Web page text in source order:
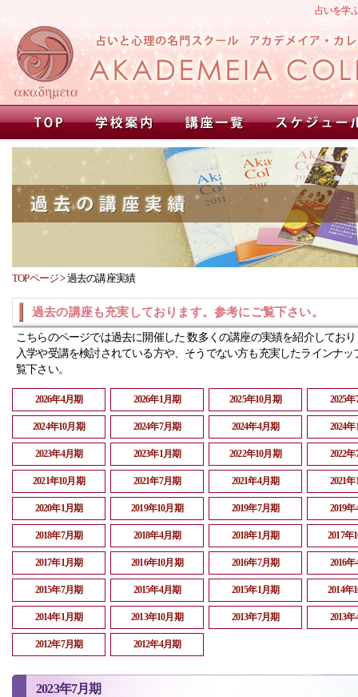
占いを学
TOPページ>過去の講座実績
過去の講座も充実しております。参考にご覧下さい。
こちらのページでは過去に開催した 数多くの講座の実績を紹介してお
入学や受講を検討されている方や、そうでない方も充実したラインナッ
覧下さい。
2026年4月期 2026年1月期 2025年10月期 2025
2024年10月期 2024年7月期 2024年4月期 2024
2023年4月期 2023年1月期 2022年10月期 2022
2021年10月期 2021年7月期 2021年4月期 2021
2020年1月期 2019年10月期 2019年7月期 2019
2018年7月期 2018年4月期 2018年1月期 2017年
2017年1月期 2016年10月期 2016年7月期 2016
2015年7月期 2015年4月期 2015年1月期 2014年
2014年1月期 2013年10月期 2013年7月期 2013
2012年7月期 2012年4月期
2023年7月期